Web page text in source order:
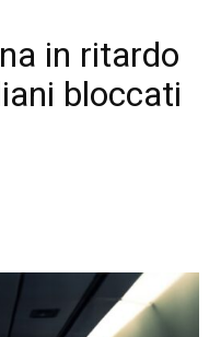
in ritardo
bloccati